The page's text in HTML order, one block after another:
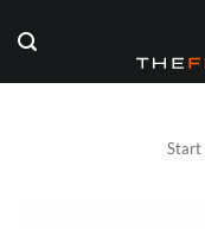
Inhalt
springen
Start